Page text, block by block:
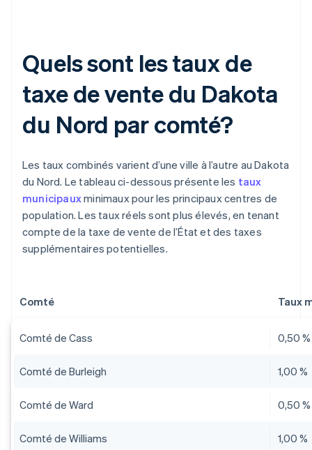
Quels sont les taux de
taxe de vente du Dakota
du Nord par comté?
Les taux combinés varient d’une ville à l’autre au Dakota
du Nord. Le tableau ci-dessous présente les taux
municipauxminimaux pour les principaux centres de
population. Les taux réels sont plus élevés, en tenant
compte de la taxe de vente de l’État et des taxes
supplémentaires potentielles.
Comté Taux
Comté de Cass 0,50 %
Comté de Burleigh 1,00 %
Comté de Ward 0,50 %
Comté de Williams 1,00 %